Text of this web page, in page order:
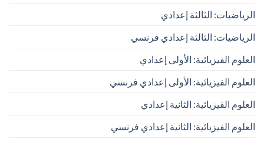
الرياضيات: الثالثة إعدادي
الرياضيات: الثالثة إعدادي فرنسي
العلوم الفيزيائية: الأولى إعدادي
العلوم الفيزيائية: الأولى إعدادي فرنسي
العلوم الفيزيائية: الثانية إعدادي
العلوم الفيزيائية: الثانية إعدادي فرنسي